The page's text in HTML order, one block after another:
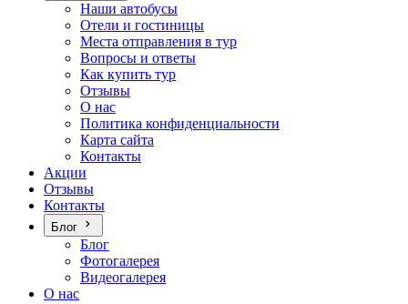
Наши автобусы
Отели и гостиницы
Места отправления в тур
Вопросы и ответы
Как купить тур
Отзывы
О нас
Политика конфиденциальности
Карта сайта
Контакты
Акции
Отзывы
Контакты
Блог
Блог
Фотогалерея
Видеогалерея
О нас